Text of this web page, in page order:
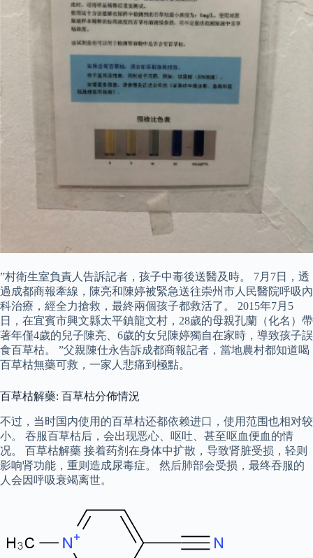
”村衛生室負責人告訴記者，孩子中毒後送醫及時。 7月7日，透
過成都商報牽線，陳亮和陳婷被緊急送往崇州市人民醫院呼吸內
科治療，經全力搶救，最終兩個孩子都救活了。 2015年7月5
日，在宜賓市興文縣太平鎮龍文村，28歲的母親孔蘭（化名）帶
著年僅4歲的兒子陳亮、6歲的女兒陳婷獨自在家時，導致孩子誤
食百草枯。 ”父親陳仕永告訴成都商報記者，當地農村都知道喝
百草枯無藥可救，一家人悲痛到極點。
百草枯解藥: 百草枯分佈情況
不过，当时国内使用的百草枯还都依赖进口，使用范围也相对较
小。 吞服百草枯后，会出现恶心、呕吐、甚至呕血便血的情
况。 百草枯解藥 接着药剂在身体中扩散，导致肾脏受损，轻则
影响肾功能，重则造成尿毒症。 然后肺部会受损，最终吞服的
人会因呼吸衰竭离世。